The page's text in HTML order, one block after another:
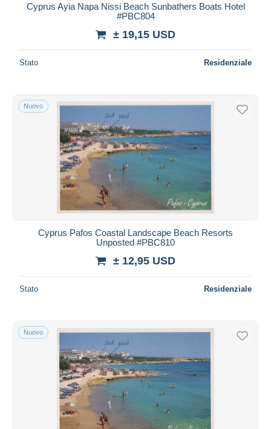
Cyprus Ayia Napa Nissi Beach Sunbathers Boats Hotel
#PBC804
± 19,15 USD
Stato Residenziale
Nuovo
Cyprus Pafos Coastal Landscape Beach Resorts
Unposted #PBC810
± 12,95 USD
Stato Residenziale
Nuovo